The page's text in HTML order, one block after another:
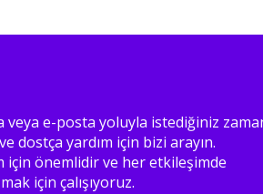
veya e-posta yoluyla istediğiniz
ve dostça yardım için bizi arayın.
için önemlidir ve her etkileşimde
için çalışıyoruz.